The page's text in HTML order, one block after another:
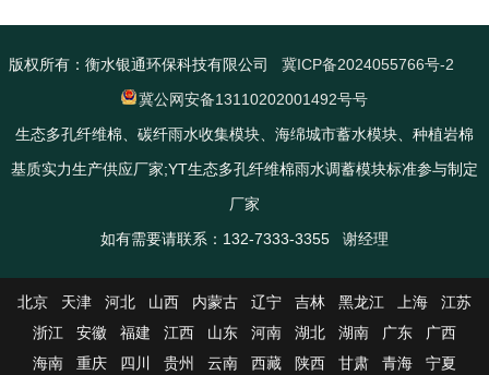
版权所有：衡水银通环保科技有限公司
冀ICP备2024055766号-2
冀公网安备13110202001492号号
生态多孔纤维棉、碳纤雨水收集模块、海绵城市蓄水模块、种植岩棉
基质实力生产供应厂家;YT生态多孔纤维棉雨水调蓄模块标准参与制定
厂家
如有需要请联系：132-7333-3355 谢经理
北京 天津 河北 山西 内蒙古 辽宁 吉林 黑龙江 上海
江苏
浙江
安徽 福建 江西 山东 河南 湖北 湖南 广东
广西
海南
重庆 四川 贵州 云南 西藏 陕西 甘肃 青海 宁夏